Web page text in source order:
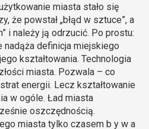
miasta stało się
że powstał „błąd w sztuce”, a
i należy ją odrzucić. Po prostu:
nadąża definicja miejskiego
kształtowania. Technologia
miasta. Pozwala – co
energii. Lecz kształtowanie
w ogóle. Ład miasta
oszczędnością.
miasta tylko czasem b y w a